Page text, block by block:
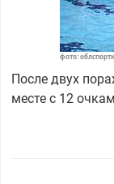
фото:
После двух
месте с 12